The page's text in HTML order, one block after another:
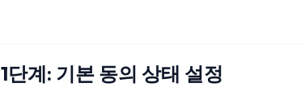
1단계: 기본 동의 상태 설정